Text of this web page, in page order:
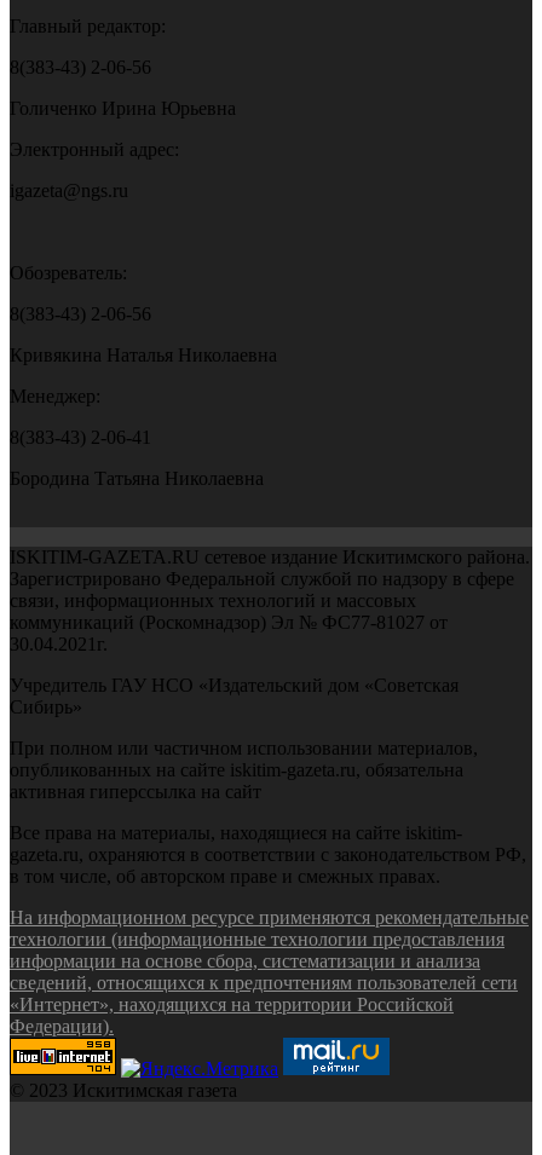
Главный редактор:
8(383-43) 2-06-56
Голиченко Ирина Юрьевна
Электронный адрес:
igazeta@ngs.ru
Обозреватель:
8(383-43) 2-06-56
Кривякина Наталья Николаевна
Менеджер:
8(383-43) 2-06-41
Бородина Татьяна Николаевна
ISKITIM-GAZETA.RU сетевое издание Искитимского района.
Зарегистрировано Федеральной службой по надзору в сфере
связи, информационных технологий и массовых
коммуникаций (Роскомнадзор) Эл № ФС77-81027 от
30.04.2021г.
Учредитель ГАУ НСО «Издательский дом «Советская
Сибирь»
При полном или частичном использовании материалов,
опубликованных на сайте iskitim-gazeta.ru, обязательна
активная гиперссылка на сайт
Все права на материалы, находящиеся на сайте iskitim-
gazeta.ru, охраняются в соответствии с законодательством РФ,
в том числе, об авторском праве и смежных правах.
На информационном ресурсе применяются рекомендательные
технологии (информационные технологии предоставления
информации на основе сбора, систематизации и анализа
сведений, относящихся к предпочтениям пользователей сети
«Интернет», находящихся на территории Российской
Федерации).
© 2023 Искитимская газета